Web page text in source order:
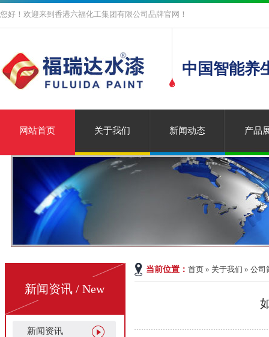
您好！欢迎来到香港六福化工集团有限公司品牌官网！
中国智能养
网站首页 关于我们 新闻动态 产品
新闻资讯 / New
新闻资讯
当前位置：首页 » 关于我们 » 公司